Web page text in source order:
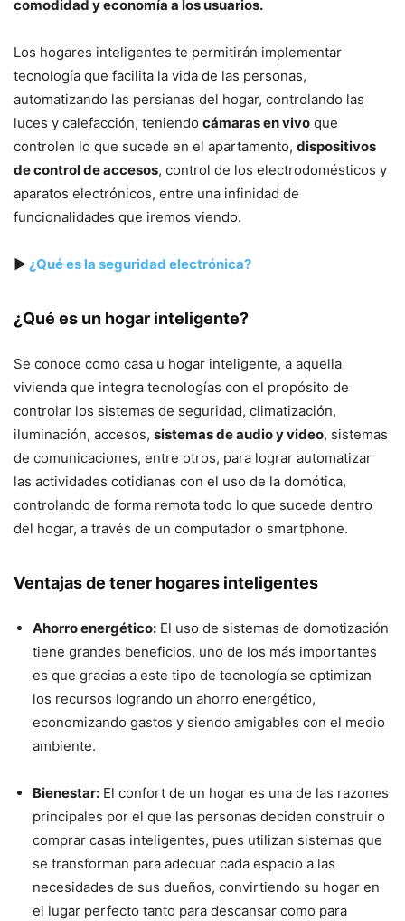
comodidad y economía a los usuarios.
Los hogares inteligentes te permitirán implementar
tecnología que facilita la vida de las personas,
automatizando las persianas del hogar, controlando las
luces y calefacción, teniendo cámaras en vivo que
controlen lo que sucede en el apartamento, dispositivos
de control de accesos, control de los electrodomésticos y
aparatos electrónicos, entre una infinidad de
funcionalidades que iremos viendo.
▶¿Qué es la seguridad electrónica?
¿Qué es un hogar inteligente?
Se conoce como casa u hogar inteligente, a aquella
vivienda que integra tecnologías con el propósito de
controlar los sistemas de seguridad, climatización,
iluminación, accesos, sistemas de audio y video, sistemas
de comunicaciones, entre otros, para lograr automatizar
las actividades cotidianas con el uso de la domótica,
controlando de forma remota todo lo que sucede dentro
del hogar, a través de un computador o smartphone.
Ventajas de tener hogares inteligentes
Ahorro energético: El uso de sistemas de domotización
tiene grandes beneficios, uno de los más importantes
es que gracias a este tipo de tecnología se optimizan
los recursos logrando un ahorro energético,
economizando gastos y siendo amigables con el medio
ambiente.
Bienestar: El confort de un hogar es una de las razones
principales por el que las personas deciden construir o
comprar casas inteligentes, pues utilizan sistemas que
se transforman para adecuar cada espacio a las
necesidades de sus dueños, convirtiendo su hogar en
el lugar perfecto tanto para descansar como para